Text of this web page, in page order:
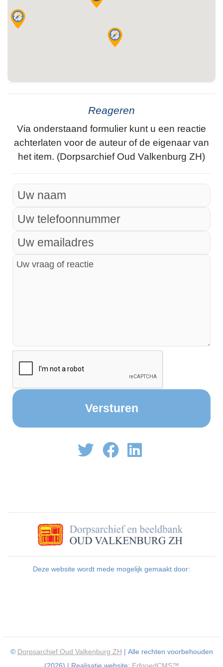
Reageren
Via onderstaand formulier kunt u een reactie
achterlaten voor de auteur of de eigenaar van
het item. (Dorpsarchief Oud Valkenburg ZH)
Deze website wordt mede mogelijk gemaakt door:
© Dorpsarchief Oud Valkenburg ZH | Alle rechten voorbehouden